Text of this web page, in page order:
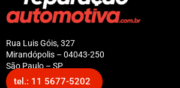
Rua Luis Góis, 327
Mirandópolis – 04043-250
São Paulo – SP
tel.: 11 5677-5202